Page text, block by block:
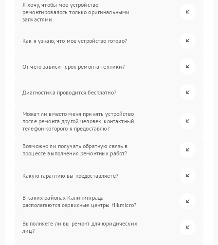
Я хочу, чтобы мое устройство
ремонтировалось только оригинальными
запчастями.
Как я узнаю, что мое устройство готово?
От чего зависит срок ремонта техники?
Диагностика проводится бесплатно?
Может ли вместо меня принять устройство
после ремонта другой человек, контактный
телефон которого я предоставлю?
Возможно ли получать обратную связь в
процессе выполнения ремонтных работ?
Какую гарантию вы предоставляете?
В каких районах Калининграда
располагаются сервисные центры Hikmicro?
Выполняете ли вы ремонт для юридических
лиц?